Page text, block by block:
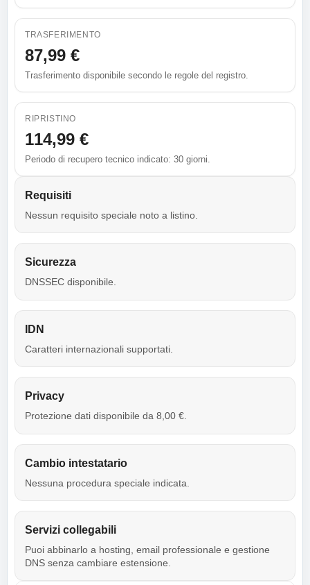
TRASFERIMENTO
87,99 €
Trasferimento disponibile secondo le regole del registro.
RIPRISTINO
114,99 €
Periodo di recupero tecnico indicato: 30 giorni.
Requisiti
Nessun requisito speciale noto a listino.
Sicurezza
DNSSEC disponibile.
IDN
Caratteri internazionali supportati.
Privacy
Protezione dati disponibile da 8,00 €.
Cambio intestatario
Nessuna procedura speciale indicata.
Servizi collegabili
Puoi abbinarlo a hosting, email professionale e gestione
DNS senza cambiare estensione.